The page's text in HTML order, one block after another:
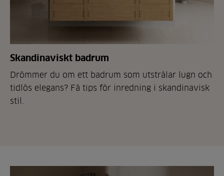
Skandinaviskt badrum
Drömmer du om ett badrum som utstrålar lugn och
tidlös elegans? Få tips för inredning i skandinavisk
stil.